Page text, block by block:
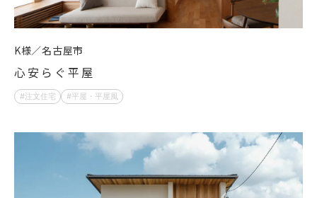
K様 名古屋市
心安らぐ平屋
注文住宅 平屋・平屋風